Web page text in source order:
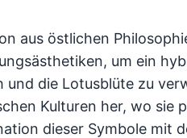
aus östlichen
um ein
und die Lotusblüte zu
Kulturen her, wo sie
dieser Symbole mit